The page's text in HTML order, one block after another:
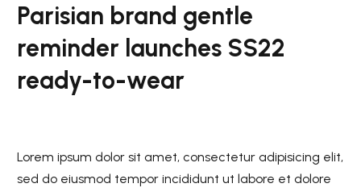
Parisian brand gentle
reminder launches SS22
ready-to-wear
Lorem ipsum dolor sit amet, consectetur adipisicing elit,
sed do eiusmod tempor incididunt ut labore et dolore